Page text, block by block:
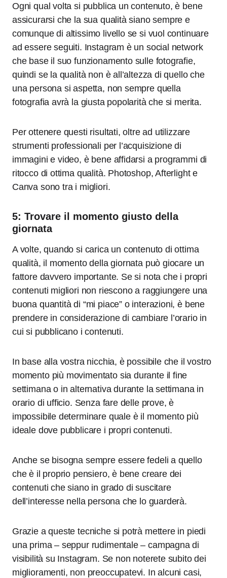
Ogni qual volta si pubblica un contenuto, è bene
assicurarsi che la sua qualità siano sempre e
comunque di altissimo livello se si vuol continuare
ad essere seguiti. Instagram è un social network
che base il suo funzionamento sulle fotografie,
quindi se la qualità non è all’altezza di quello che
una persona si aspetta, non sempre quella
fotografia avrà la giusta popolarità che si merita.
Per ottenere questi risultati, oltre ad utilizzare
strumenti professionali per l’acquisizione di
immagini e video, è bene affidarsi a programmi di
ritocco di ottima qualità. Photoshop, Afterlight e
Canva sono tra i migliori.
5: Trovare il momento giusto della
giornata
A volte, quando si carica un contenuto di ottima
qualità, il momento della giornata può giocare un
fattore davvero importante. Se si nota che i propri
contenuti migliori non riescono a raggiungere una
buona quantità di “mi piace” o interazioni, è bene
prendere in considerazione di cambiare l’orario in
cui si pubblicano i contenuti.
In base alla vostra nicchia, è possibile che il vostro
momento più movimentato sia durante il fine
settimana o in alternativa durante la settimana in
orario di ufficio. Senza fare delle prove, è
impossibile determinare quale è il momento più
ideale dove pubblicare i propri contenuti.
Anche se bisogna sempre essere fedeli a quello
che è il proprio pensiero, è bene creare dei
contenuti che siano in grado di suscitare
dell’interesse nella persona che lo guarderà.
Grazie a queste tecniche si potrà mettere in piedi
una prima – seppur rudimentale – campagna di
visibilità su Instagram. Se non noterete subito dei
miglioramenti, non preoccupatevi. In alcuni casi,